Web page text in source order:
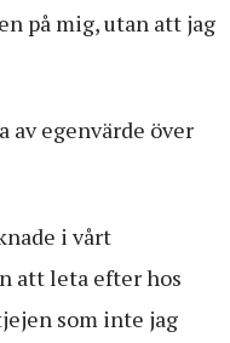
på mig, utan att jag
av egenvärde över
i vårt
att leta efter hos
som inte jag